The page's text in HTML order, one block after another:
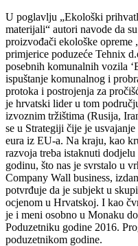
U poglavlju „Ekološki
materijali“ autori navode da
proizvođači ekološke opreme
primjerice poduzeće Tehnix
posebnih komunalnih vozila
ispuštanje komunalnog i
protoka i postrojenja za
je hrvatski lider u tom
izvoznim tržištima (Rusija,
se u Strategiji čije je
eura iz EU-a. Na kraju, kao
razvoja treba istaknuti
godinu, što nas je svrstalo u
Company Wall business,
potvrđuje da je subjekt u
ocjenom u Hrvatskoj. I kao
je i meni osobno u Monaku
Poduzetniku godine 2016.
poduzetnikom godine.